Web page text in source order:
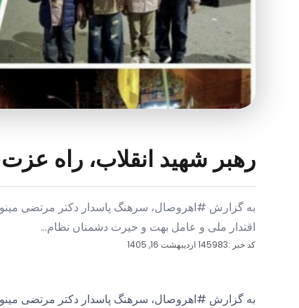
رهبر شهید انقلاب، راه
به گزارش #اهروصال، سرهنگ پاسدار دکتر مرتضی
اقتدار ملی و عامل بهت و حیرت دشمنان نظام...
کد خبر :145983 اردیبهشت 16, 1405
به گزارش #اهروصال، سرهنگ پاسدار دکتر مرتضی